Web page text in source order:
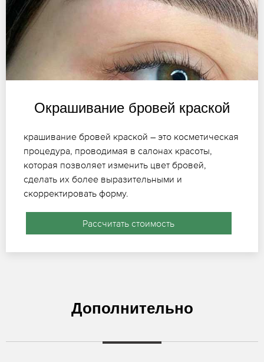
Окрашивание бровей краской
крашивание бровей краской – это косметическая
процедура, проводимая в салонах красоты,
которая позволяет изменить цвет бровей,
сделать их более выразительными и
скорректировать форму.
Рассчитать стоимость
Дополнительно